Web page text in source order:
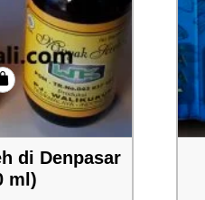
di Denpasar
ml)